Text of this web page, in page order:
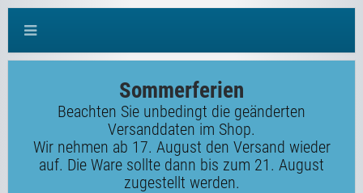
Sommerferien
Beachten Sie unbedingt die geänderten
Versanddaten im Shop.
Wir nehmen ab 17. August den Versand wieder
auf. Die Ware sollte dann bis zum 21. August
zugestellt werden.